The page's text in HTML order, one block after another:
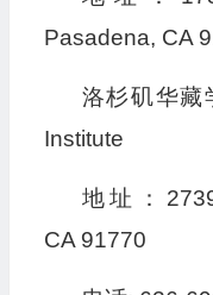
Pasadena, CA
洛杉矶华藏
Institute
地址：
CA 91770